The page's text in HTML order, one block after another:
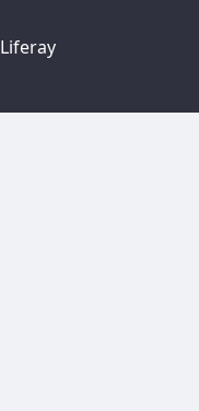
Liferay